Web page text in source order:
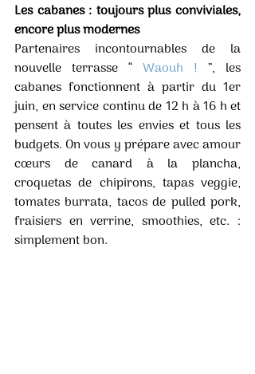
Les cabanes : toujours plus conviviales,
encore plus modernes
Partenaires incontournables de la
nouvelle terrasse “ Waouh ! ”, les
cabanes fonctionnent à partir du 1er
juin, en service continu de 12 h à 16 h et
pensent à toutes les envies et tous les
budgets. On vous y prépare avec amour
cœurs de canard à la plancha,
croquetas de chipirons, tapas veggie,
tomates burrata, tacos de pulled pork,
fraisiers en verrine, smoothies, etc. :
simplement bon.